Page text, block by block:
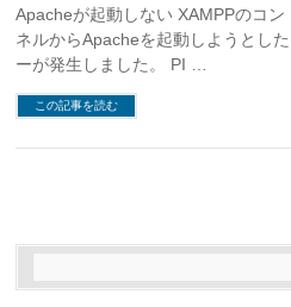
Apacheが起動しない XAMPPのコン
ネルからApacheを起動しようとし
ーが発生しました。 PI …
この記事を読む